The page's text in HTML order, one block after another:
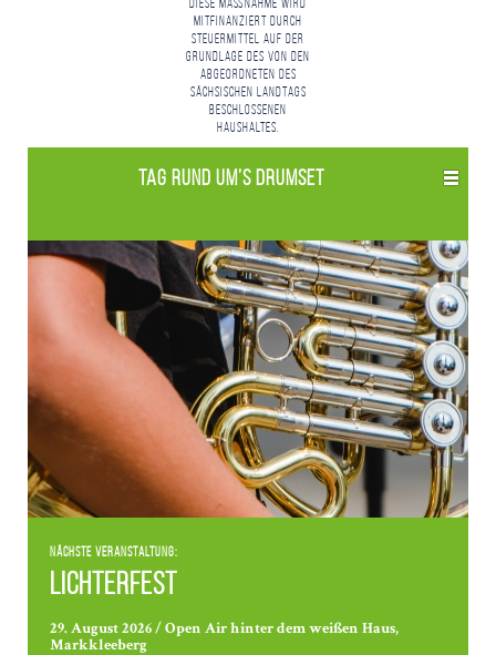
mitfinanziert durch
Steuermittel auf der
Grundlage des von den
Abgeordneten des
Sächsischen Landtags
beschlossenen
Haushaltes.
Tag rund um’s Drum­set
Nächste Veranstaltung:
Lichterfest
29. August 2026 / Open Air hinter dem weißen Haus,
Markkleeberg